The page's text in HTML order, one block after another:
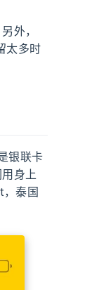
外，
太多时
银联卡
身上
泰国